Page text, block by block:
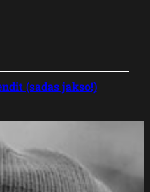
(sadas jakso!)